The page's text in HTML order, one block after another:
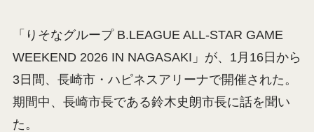
「りそなグループ B.LEAGUE ALL-STAR GAME
WEEKEND 2026 IN NAGASAKI」が、1月16日から
3日間、長崎市・ハピネスアリーナで開催された。
期間中、長崎市長である鈴木史朗市長に話を聞い
た。